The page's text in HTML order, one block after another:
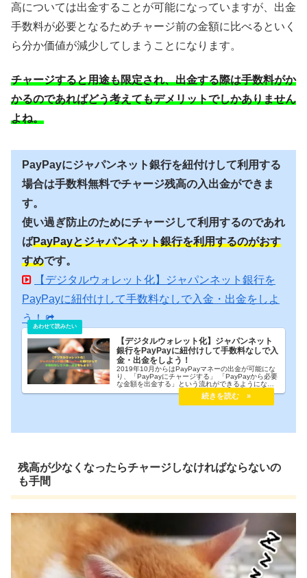
高については出金することが可能になっていますが、出金
手数料が必要となるためチャージ前の金額に比べるといく
ら分か価値が減少してしまうことになります。
チャージすると用途も限定され、出金する際は手数料がか
かるのであればどう考えてもデメリットでしかありません
よね。
PayPayにジャパンネット銀行を紐付けして利用する
場合は手数料無料でチャージ残高の入出金ができま
す。
使い過ぎ防止のためにチャージして利用するのであれ
ばPayPayとジャパンネット銀行を利用するのがおす
すめです。
【デジタルウォレット化】ジャパンネット銀行を
PayPayに紐付けして手数料なしで入金・出金をしよ
う！
【デジタルウォレット化】ジャパンネット
銀行をPayPayに紐付けして手数料なしで入
金・出金をしよう！
2019年10月からはPayPayマネーの出金が可能にな
り、「PayPayにチャージする」 「PayPayから必要
な金額を出金する」という流れができるようになり
ました。これにより、PayPayが実質的にはデジタル
ウォレット化されたことになりますが、PayPayから
の出金は手数料がかかってしまいます。しかし、ジ
残高が少なくなったらチャージしなければならないの
も手間